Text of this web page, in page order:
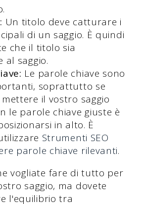
Un titolo deve catturare i
di un saggio. È quindi
che il titolo sia
al saggio.
Le parole chiave sono
soprattutto se
il vostro saggio
le parole chiave giuste è
in alto. È
Strumenti SEO
parole chiave rilevanti.
vogliate fare di tutto per
saggio, ma dovete
l'equilibrio tra